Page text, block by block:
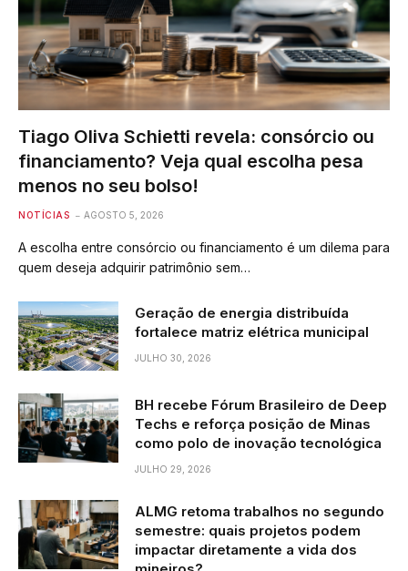
Tiago Oliva Schietti revela: consórcio ou
financiamento? Veja qual escolha pesa
menos no seu bolso!
NOTÍCIAS AGOSTO 5, 2026
A escolha entre consórcio ou financiamento é um dilema para
quem deseja adquirir patrimônio sem…
Geração de energia distribuída
fortalece matriz elétrica municipal
JULHO 30, 2026
BH recebe Fórum Brasileiro de Deep
Techs e reforça posição de Minas
como polo de inovação tecnológica
JULHO 29, 2026
ALMG retoma trabalhos no segundo
semestre: quais projetos podem
impactar diretamente a vida dos